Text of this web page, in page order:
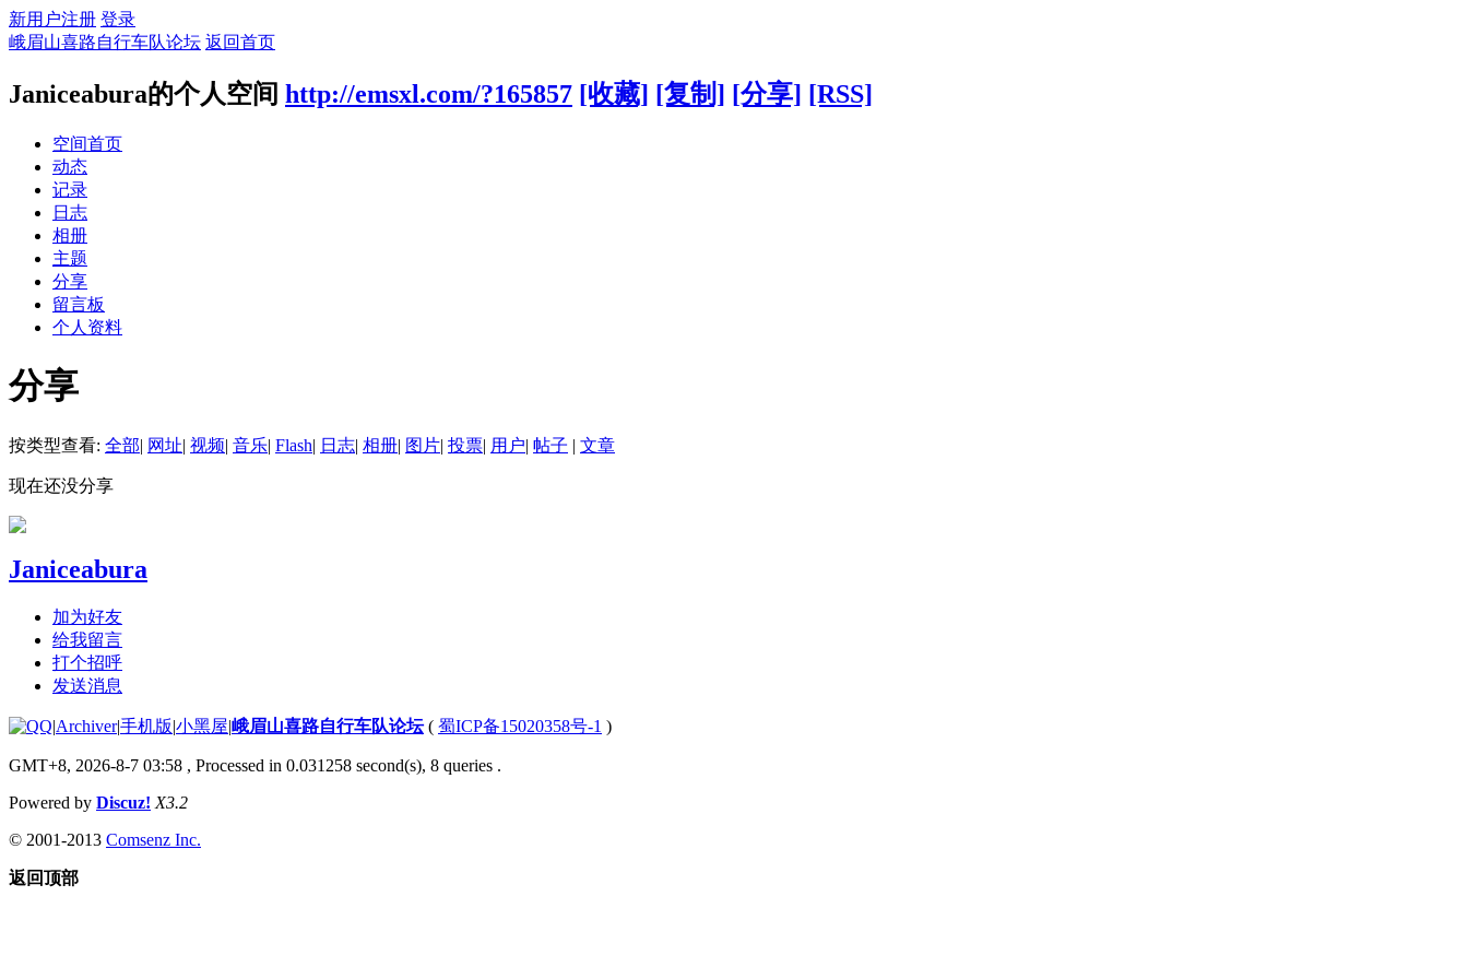
新用户注册 登录
峨眉山喜路自行车队论坛 返回首页
Janiceabura的个人空间 http://emsxl.com/?165857 [收藏] [复制] [分享] [RSS]
空间首页
动态
记录
日志
相册
主题
分享
留言板
个人资料
分享
按类型查看: 全部| 网址| 视频| 音乐| Flash| 日志| 相册| 图片| 投票| 用户| 帖子 | 文章
现在还没分享
Janiceabura
加为好友
给我留言
打个招呼
发送消息
|Archiver|手机版|小黑屋|峨眉山喜路自行车队论坛( 蜀ICP备15020358号-1 )
GMT+8, 2026-8-7 03:58 , Processed in 0.031258 second(s), 8 queries .
Powered by Discuz! X3.2
© 2001-2013 Comsenz Inc.
返回顶部